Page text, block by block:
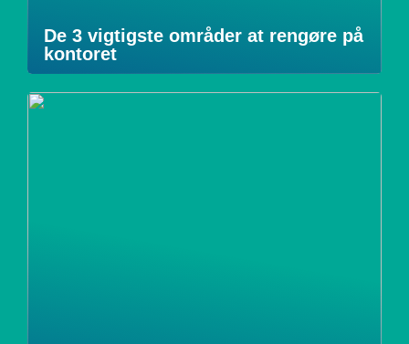
De 3 vigtigste områder at rengøre på
kontoret